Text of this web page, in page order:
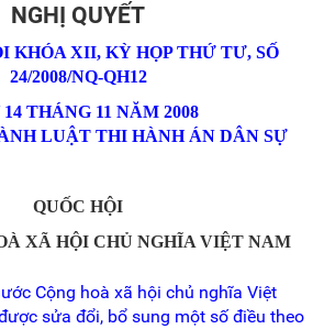
NGHỊ QUYẾT
KHÓA XII, KỲ HỌP THỨ TƯ, SỐ
24/2008/NQ-QH12
THÁNG 11 NĂM 2008
LUẬT THI HÀNH ÁN DÂN SỰ
QUỐC HỘI
XÃ HỘI CHỦ NGHĨA VIỆT NAM
Cộng hoà xã hội chủ nghĩa Việt
sửa đổi, bổ sung một số điều theo